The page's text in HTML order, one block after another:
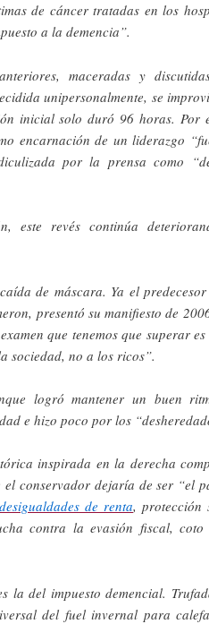
de cáncer tratadas en los
a la demencia”.
maceradas y
unipersonalmente, se
inicial solo duró 96 horas. Por
encarnación de un liderazgo
por la prensa como
este revés continúa
de máscara. Ya el
presentó su manifiesto de
que tenemos que superar es
sociedad, no a los ricos”.
logró mantener un buen
e hizo poco por los
inspirada en la derecha
conservador dejaría de ser “el
de renta, protección
contra la evasión fiscal,
la del impuesto demencial.
del fuel invernal para